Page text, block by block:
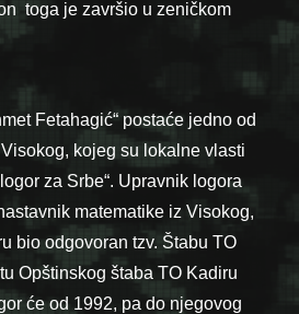
toga je završio u zeničkom
Fetahagić“ postaće jedno od
kojeg su lokalne vlasti
za Srbe“. Upravnik logora
matematike iz Visokog,
bio odgovoran tzv. Štabu TO
Opštinskog štaba TO Kadiru
će od 1992, pa do njegovog